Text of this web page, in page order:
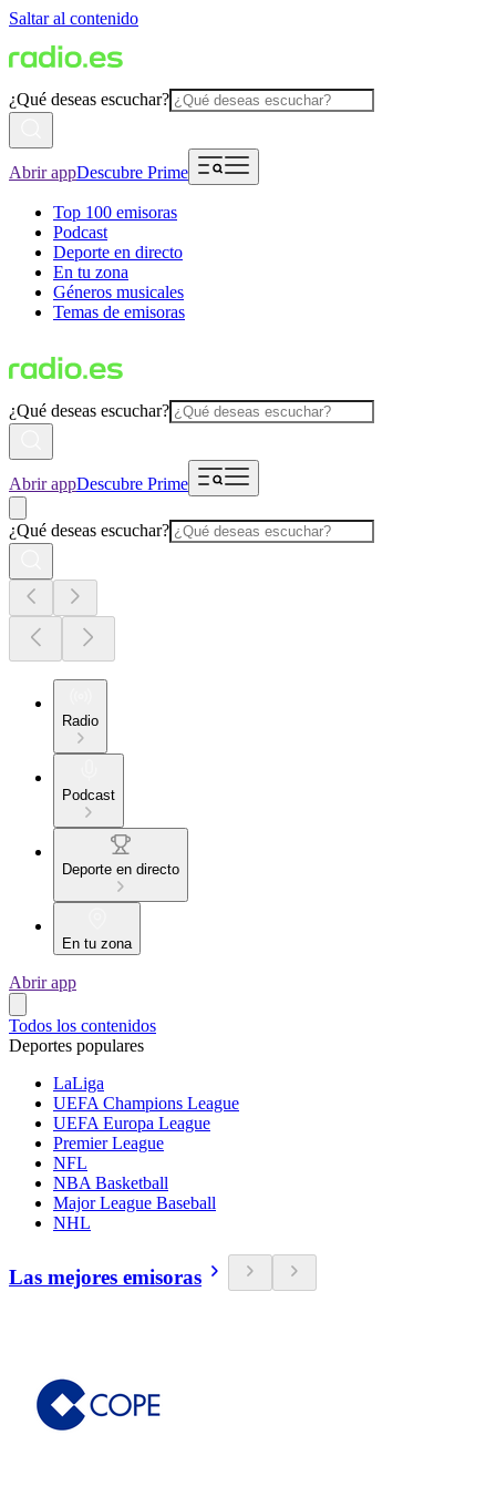
Saltar al contenido
¿Qué deseas escuchar?
Abrir appDescubre Prime
Top 100 emisoras
Podcast
Deporte en directo
En tu zona
Géneros musicales
Temas de emisoras
¿Qué deseas escuchar?
Abrir appDescubre Prime
¿Qué deseas escuchar?
Radio
Podcast
Deporte en directo
En tu zona
Abrir app
Todos los contenidos
Deportes populares
LaLiga
UEFA Champions League
UEFA Europa League
Premier League
NFL
NBA Basketball
Major League Baseball
NHL
Las mejores emisoras